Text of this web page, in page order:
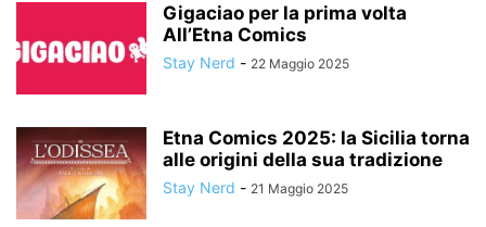
Gigaciao per la prima volta
All’Etna Comics
Stay Nerd - 22 Maggio 2025
Etna Comics 2025: la Sicilia torna
alle origini della sua tradizione
Stay Nerd - 21 Maggio 2025